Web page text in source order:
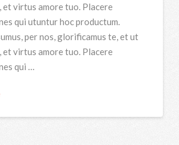
et virtus amore tuo. Placere
qui utuntur hoc productum.
per nos, glorificamus te, et ut
et virtus amore tuo. Placere
qui …